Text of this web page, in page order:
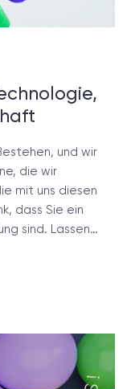
und wir
die wir
mit uns diesen
dass Sie ein
sind. Lassen…